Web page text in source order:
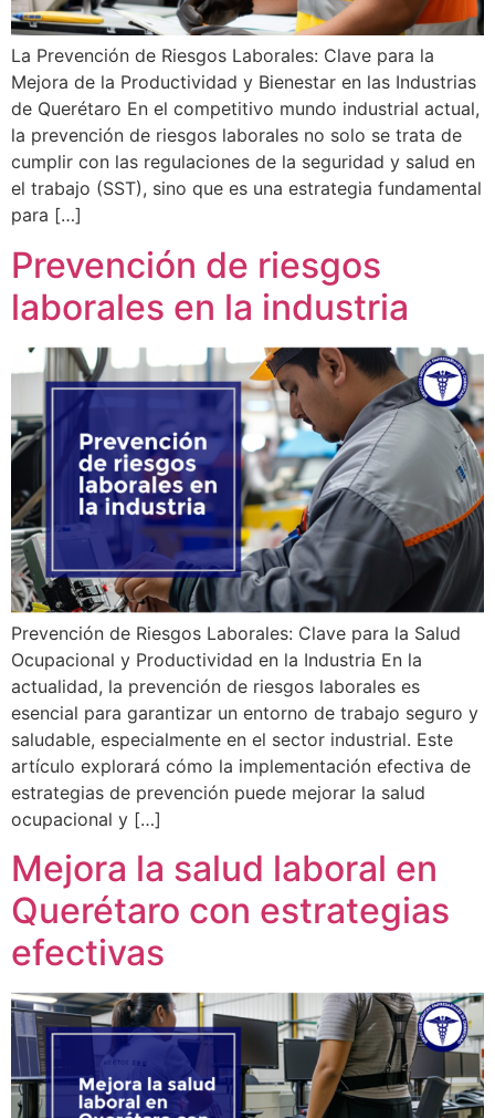
La Prevención de Riesgos Laborales: Clave para la
Mejora de la Productividad y Bienestar en las Industrias
de Querétaro En el competitivo mundo industrial actual,
la prevención de riesgos laborales no solo se trata de
cumplir con las regulaciones de la seguridad y salud en
el trabajo (SST), sino que es una estrategia fundamental
para […]
Prevención de riesgos
laborales en la industria
Prevención de Riesgos Laborales: Clave para la Salud
Ocupacional y Productividad en la Industria En la
actualidad, la prevención de riesgos laborales es
esencial para garantizar un entorno de trabajo seguro y
saludable, especialmente en el sector industrial. Este
artículo explorará cómo la implementación efectiva de
estrategias de prevención puede mejorar la salud
ocupacional y […]
Mejora la salud laboral en
Querétaro con estrategias
efectivas